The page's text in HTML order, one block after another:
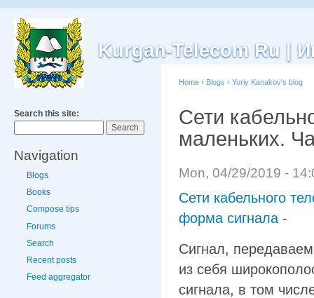
Kurgan-Telecom Ru |
Search this site:
Navigation
Blogs
Books
Compose tips
Forums
Search
Recent posts
Feed aggregator
Home › Blogs › Yuriy Kanakov's blog
Сети
маленьких.
Mon, 04/29/2019 -
Сети кабельного
форма сигнала -
Сигнал,
из себя
сигнала, в том